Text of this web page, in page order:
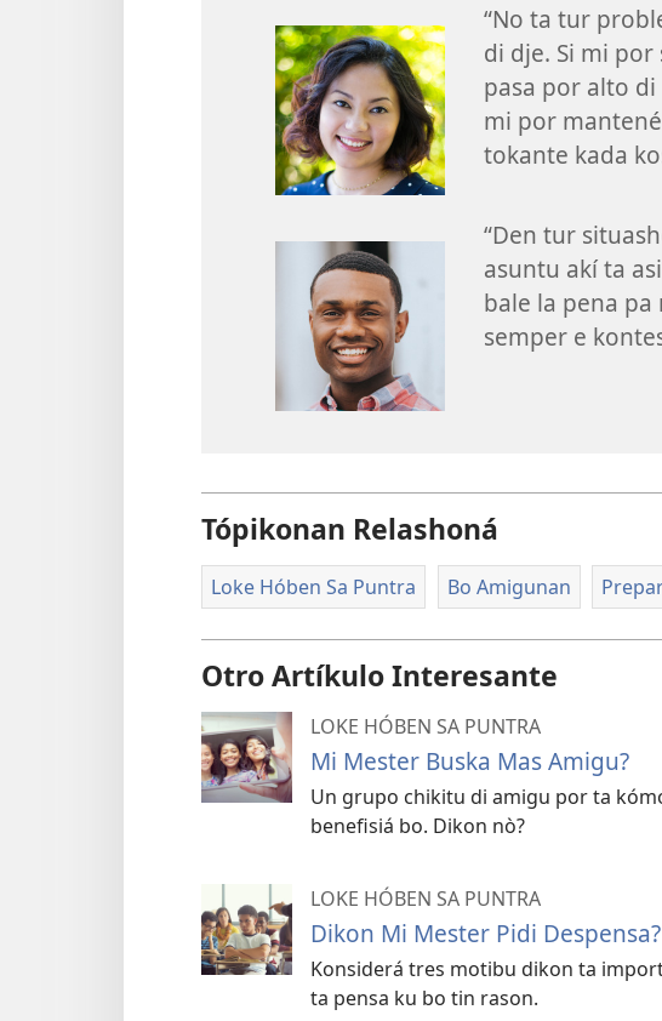
“No ta tur
di dje. Si mi por
pasa por alto
mi por
tokante kada
“Den tur
asuntu akí ta
bale la pena pa
semper e
Tópikonan Relashoná
Loke Hóben Sa Puntra Bo Amigunan
Otro Artíkulo Interesante
LOKE HÓBEN SA PUNTRA
Mi Mester Buska Mas Amigu?
Un grupo chikitu di amigu por ta
benefisiá bo. Dikon nò?
LOKE HÓBEN SA PUNTRA
Dikon Mi Mester Pidi Despensa?
Konsiderá tres motibu dikon ta
ta pensa ku bo tin rason.